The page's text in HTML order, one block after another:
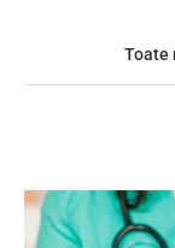
Toate